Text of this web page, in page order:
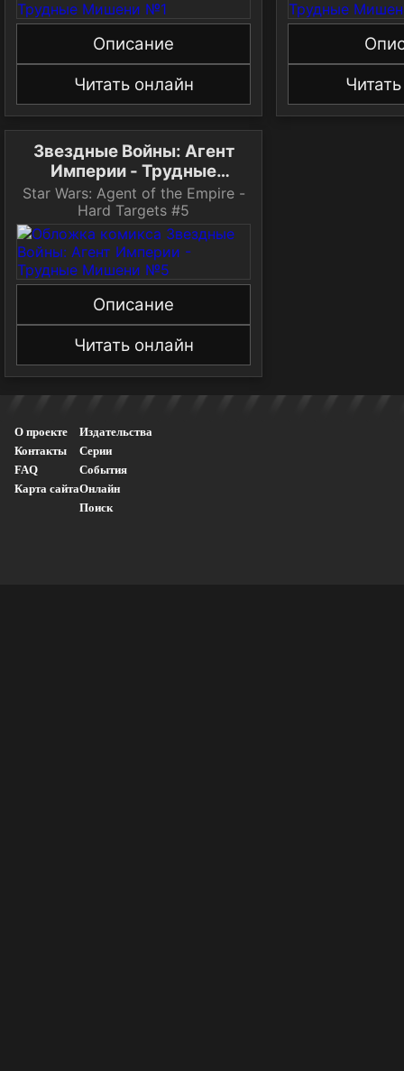
Описание
Читать онлайн
Звездные Войны: Агент
Империи - Трудные
Мишени №5
Star Wars: Agent of the Empire -
Hard Targets #5
Описание
Читать онлайн
О проекте
Контакты
FAQ
Карта сайта
Издательства
Серии
События
Онлайн
Поиск